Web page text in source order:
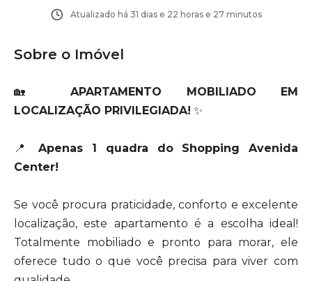
Atualizado há 31 dias e 22 horas e 27 minutos
Sobre o Imóvel
🏡 APARTAMENTO MOBILIADO EM
LOCALIZAÇÃO PRIVILEGIADA! ✨
📍Apenas 1 quadra do Shopping Avenida
Center!
Se você procura praticidade, conforto e excelente
localização, este apartamento é a escolha ideal!
Totalmente mobiliado e pronto para morar, ele
oferece tudo o que você precisa para viver com